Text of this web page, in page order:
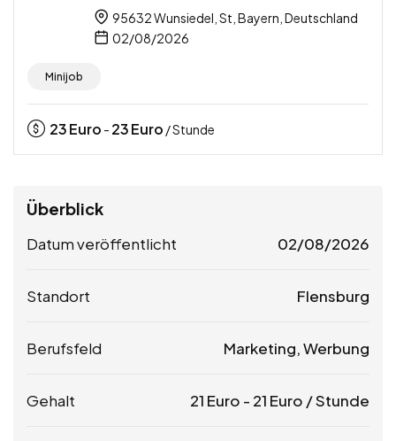
95632 Wunsiedel, St, Bayern, Deutschland
02/08/2026
Minijob
23Euro - 23Euro / Stunde
Überblick
Datum veröffentlicht 02/08/2026
Standort Flensburg
Berufsfeld Marketing, Werbung
Gehalt 21 Euro - 21 Euro / Stunde